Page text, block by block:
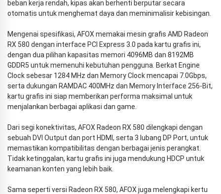
beban kerja rendah, kipas akan berhenti berputar secara
otomatis untuk menghemat daya dan meminimalisir kebisingan.
Mengenai spesifikasi, AFOX memakai mesin grafis AMD Radeon
RX 580 dengan interface PCI Express 3.0 pada kartu grafis ini,
dengan dua pilihan kapasitas memori 4096MB dan 8192MB
GDDR5 untuk memenuhi kebutuhan pengguna. Berkat Engine
Clock sebesar 1284 MHz dan Memory Clock mencapai 7.0Gbps,
serta dukungan RAMDAC 400MHz dan Memory Interface 256-Bit,
kartu grafis ini siap memberikan performa maksimal untuk
menjalankan berbagai aplikasi dan game.
Dari segi konektivitas, AFOX Radeon RX 580 dilengkapi dengan
sebuah DVI Output dan port HDMI, serta 3 lubang DP Port, untuk
memastikan kompatibilitas dengan berbagai jenis perangkat.
Tidak ketinggalan, kartu grafis ini juga mendukung HDCP untuk
keamanan konten yang lebih baik.
Sama seperti versi Radeon RX 580, AFOX juga melengkapi kertu